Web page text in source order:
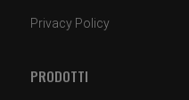
Privacy Policy
PRODOTTI